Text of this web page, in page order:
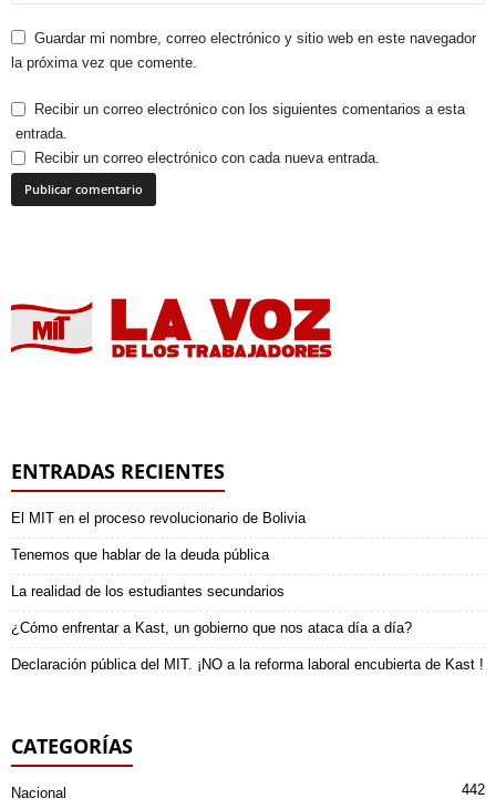
Guardar mi nombre, correo electrónico y sitio web en este navegador
la próxima vez que comente.
Recibir un correo electrónico con los siguientes comentarios a esta
entrada.
Recibir un correo electrónico con cada nueva entrada.
ENTRADAS RECIENTES
El MIT en el proceso revolucionario de Bolivia
Tenemos que hablar de la deuda pública
La realidad de los estudiantes secundarios
¿Cómo enfrentar a Kast, un gobierno que nos ataca día a día?
Declaración pública del MIT. ¡NO a la reforma laboral encubierta de Kast !
CATEGORÍAS
Nacional 442